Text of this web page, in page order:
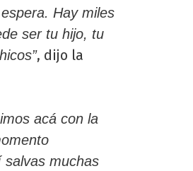
Hay miles
ser tu hijo, tu
, dijo la
acá con la
salvas muchas